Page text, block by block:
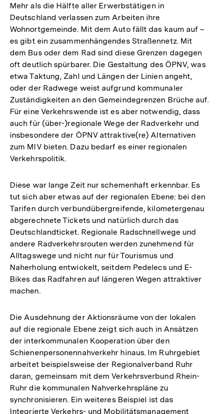
Mehr als die Hälfte aller Erwerbstätigen in
Deutschland verlassen zum Arbeiten ihre
Wohnortgemeinde. Mit dem Auto fällt das kaum auf –
es gibt ein zusammenhängendes Straßennetz. Mit
dem Bus oder dem Rad sind diese Grenzen dagegen
oft deutlich spürbarer. Die Gestaltung des ÖPNV, was
etwa Taktung, Zahl und Längen der Linien angeht,
oder der Radwege weist aufgrund kommunaler
Zuständigkeiten an den Gemeindegrenzen Brüche auf.
Für eine Verkehrswende ist es aber notwendig, dass
auch für (über-)regionale Wege der Radverkehr und
insbesondere der ÖPNV attraktive(re) Alternativen
zum MIV bieten. Dazu bedarf es einer regionalen
Verkehrspolitik.
Diese war lange Zeit nur schemenhaft erkennbar. Es
tut sich aber etwas auf der regionalen Ebene: bei den
Tarifen durch verbundübergreifende, kilometergenau
abgerechnete Tickets und natürlich durch das
Deutschlandticket. Regionale Radschnellwege und
andere Radverkehrsrouten werden zunehmend für
Alltagswege und nicht nur für Tourismus und
Naherholung entwickelt, seitdem Pedelecs und E-
Bikes das Radfahren auf längeren Wegen attraktiver
machen.
Die Ausdehnung der Aktionsräume von der lokalen
auf die regionale Ebene zeigt sich auch in Ansätzen
der interkommunalen Kooperation über den
Schienenpersonennahverkehr hinaus. Im Ruhrgebiet
arbeitet beispielsweise der Regionalverband Ruhr
daran, gemeinsam mit dem Verkehrsverbund Rhein-
Ruhr die kommunalen Nahverkehrspläne zu
synchronisieren. Ein weiteres Beispiel ist das
Integrierte Verkehrs- und Mobilitätsmanagement